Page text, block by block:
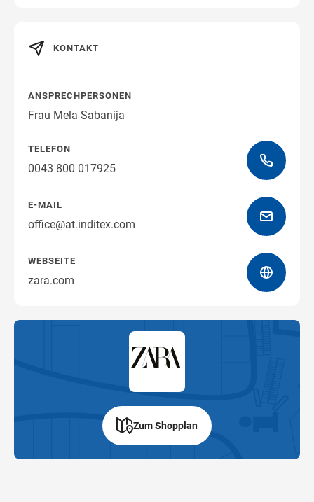
KONTAKT
ANSPRECHPERSONEN
Frau Mela Sabanija
TELEFON
0043 800 017925
E-MAIL
office@at.inditex.com
WEBSEITE
zara.com
Zum Shopplan